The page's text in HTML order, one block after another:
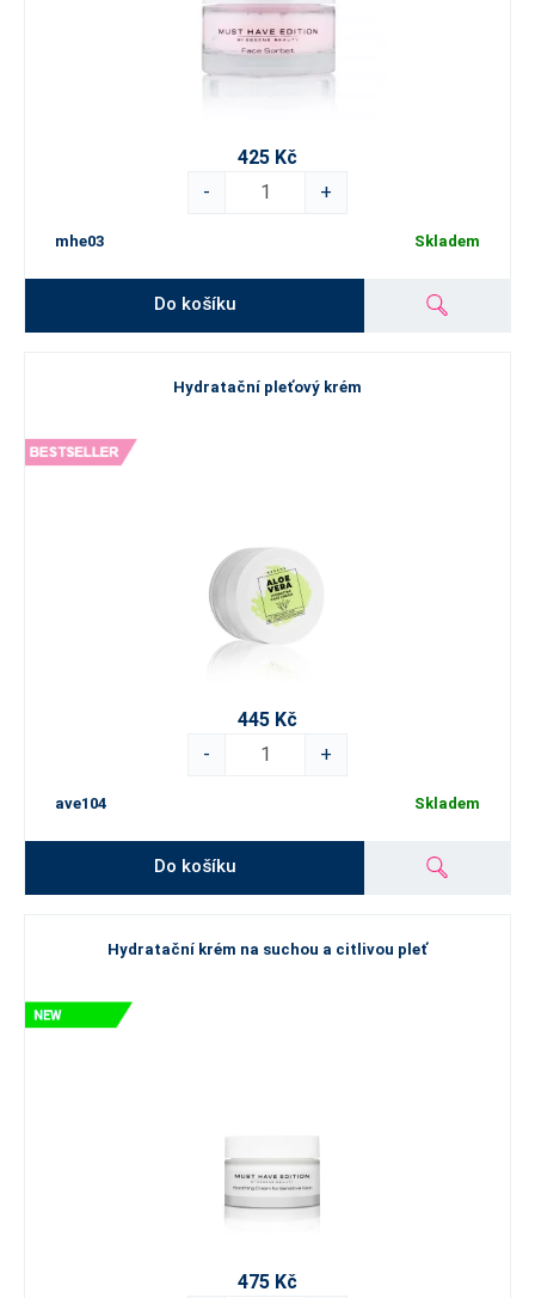
425 Kč
-
+
mhe03 Skladem
Do košíku
Hydratační pleťový krém
445 Kč
-
+
ave104 Skladem
Do košíku
Hydratační krém na suchou a citlivou pleť
475 Kč